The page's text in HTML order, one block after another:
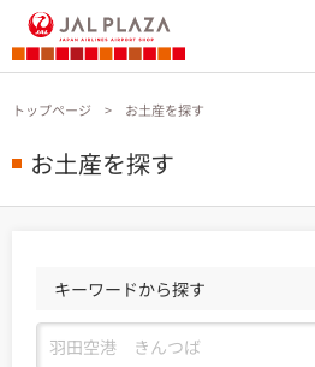
トップページ お土産を探す
お土産を探す
キーワードから探す